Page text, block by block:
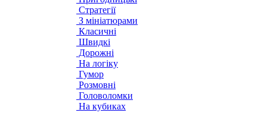
Стратегії
З мініатюрами
Класичні
Швидкі
Дорожні
На логіку
Гумор
Розмовні
Головоломки
На кубиках